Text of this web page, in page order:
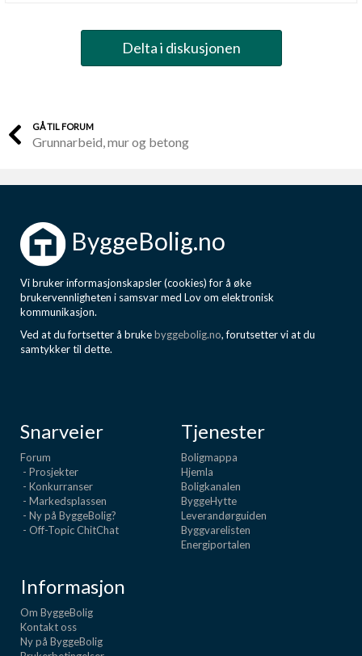
Delta i diskusjonen
GÅ TIL FORUM
Grunnarbeid, mur og betong
ByggeBolig.no
Vi bruker informasjonskapsler (cookies) for å øke
brukervennligheten i samsvar med Lov om elektronisk
kommunikasjon.
Ved at du fortsetter å brukebyggebolig.no, forutsetter vi at du
samtykker til dette.
Snarveier
Forum
- Prosjekter
- Konkurranser
- Markedsplassen
- Ny på ByggeBolig?
- Off-Topic ChitChat
Tjenester
Boligmappa
Hjemla
Boligkanalen
ByggeHytte
Leverandørguiden
Byggvarelisten
Energiportalen
Informasjon
Om ByggeBolig
Kontakt oss
Ny på ByggeBolig